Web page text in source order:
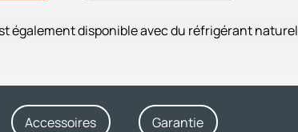
également disponible avec du réfrigérant naturel
Accessoires Garantie